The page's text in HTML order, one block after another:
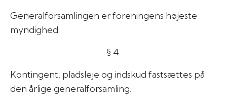
Generalforsamlingen er foreningens højeste
myndighed.
§ 4.
Kontingent, pladsleje og indskud fastsættes på
den årlige generalforsamling.